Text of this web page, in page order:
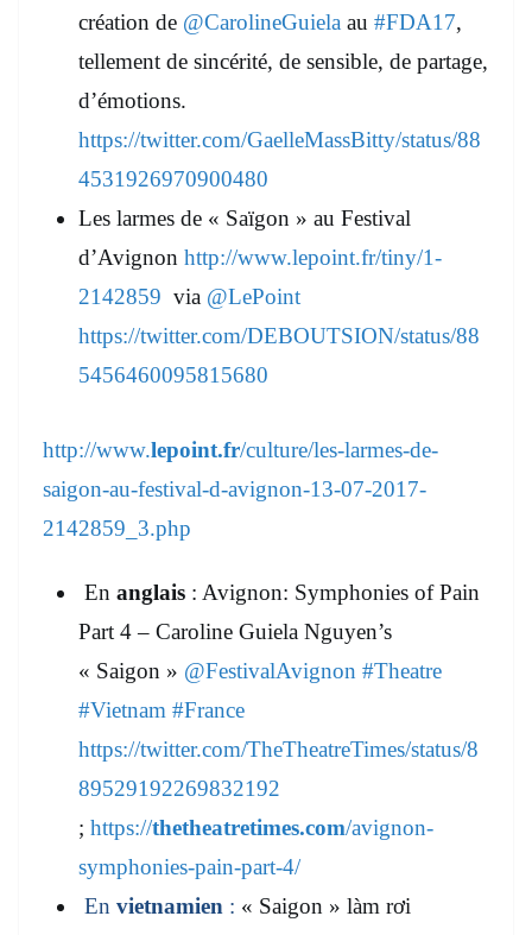
création de @CarolineGuiela au #FDA17,
tellement de sincérité, de sensible, de partage,
d’émotions.
https://twitter.com/GaelleMassBitty/status/88
4531926970900480
Les larmes de « Saïgon » au Festival
d’Avignon http://www.lepoint.fr/tiny/1-
2142859 via @LePoint
https://twitter.com/DEBOUTSION/status/88
5456460095815680
http://www.lepoint.fr/culture/les-larmes-de-
saigon-au-festival-d-avignon-13-07-2017-
2142859_3.php
En anglais : Avignon: Symphonies of Pain
Part 4 – Caroline Guiela Nguyen’s
« Saigon » @FestivalAvignon #Theatre
#Vietnam #France
https://twitter.com/TheTheatreTimes/status/8
89529192269832192
; https://thetheatretimes.com/avignon-
symphonies-pain-part-4/
En vietnamien : « Saigon » làm rơi